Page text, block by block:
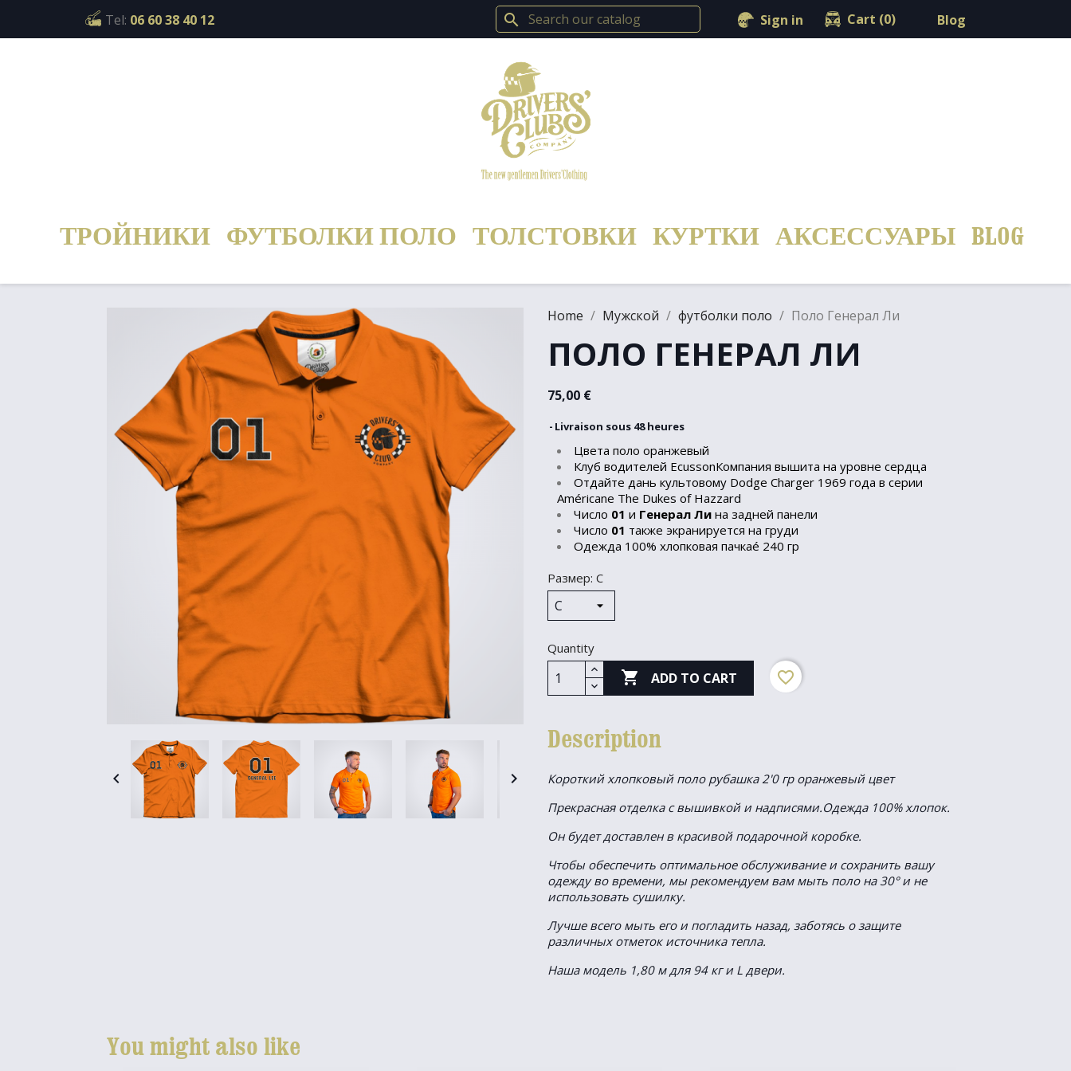
Tel: 06 60 38 40 12 search  Sign in shopping_cart Cart (0) Blog
ТРОЙНИКИ ФУТБОЛКИ ПОЛО ТОЛСТОВКИ КУРТКИ АКСЕССУАРЫ BLOG
 
Home Мужской футболки поло Поло Генерал Ли
ПОЛО ГЕНЕРАЛ ЛИ
75,00 €
Livraison sous 48 heures
Цвета поло оранжевый
Клуб водителей EcussonКомпания вышита на уровне сердца
Отдайте дань культовому Dodge Charger 1969 года в серии
Américane The Dukes of Hazzard
Число 01 и Генерал Ли на задней панели
Число 01 также экранируется на груди
Одежда 100% хлопковая пачкаé 240 гр
Размер: С
Quantity
 ADD TO CART favorite_border
Description
Короткий хлопковый поло рубашка 2'0 гр оранжевый цвет
Прекрасная отделка с вышивкой и надписями.Одежда 100% хлопок.
Он будет доставлен в красивой подарочной коробке.
Чтобы обеспечить оптимальное обслуживание и сохранить вашу
одежду во времени, мы рекомендуем вам мыть поло на 30° и не
использовать сушилку.
Лучше всего мыть его и погладить назад, заботясь о защите
различных отметок источника тепла.
Наша модель 1,80 м для 94 кг и L двери.
You might also like
Cookies management panel